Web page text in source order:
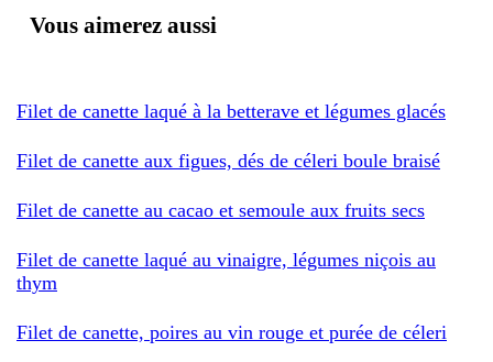
Vous aimerez aussi
Filet de canette laqué à la betterave et légumes glacés
Filet de canette aux figues, dés de céleri boule braisé
Filet de canette au cacao et semoule aux fruits secs
Filet de canette laqué au vinaigre, légumes niçois au
thym
Filet de canette, poires au vin rouge et purée de céleri